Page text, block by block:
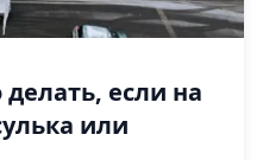
если на
или